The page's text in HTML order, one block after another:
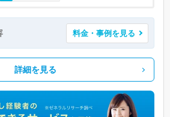
料金・事例を見る
詳細を見る